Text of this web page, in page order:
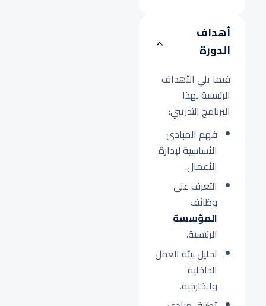
أهداف
الدورة
فيما يلي الأهداف
الرئيسية لهذا
البرنامج التدريبي:
فهم المبادئ
الأساسية لإدارة
الأعمال.
التعرف على
وظائف
المؤسسة
الرئيسية.
تحليل بيئة العمل
الداخلية
والخارجية.